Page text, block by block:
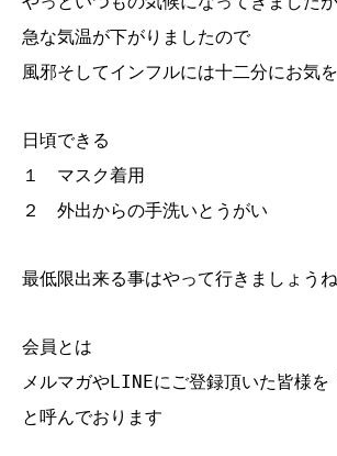
急な気温が下がりましたので
風邪そしてインフルには十二分にお気
日頃できる
１ マスク着用
２ 外出からの手洗いとうがい
最低限出来る事はやって行きましょうね
会員とは
メルマガやLINEにご登録頂いた皆様を
と呼んでおります